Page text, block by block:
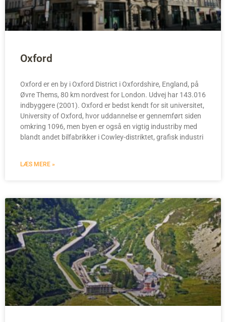
Oxford
Oxford er en by i Oxford District i Oxfordshire, England, på
Øvre Thems, 80 km nordvest for London. Udvej har 143.016
indbyggere (2001). Oxford er bedst kendt for sit universitet,
University of Oxford, hvor uddannelse er gennemført siden
omkring 1096, men byen er også en vigtig industriby med
blandt andet bilfabrikker i Cowley-distriktet, grafisk industri
LÆS MERE »